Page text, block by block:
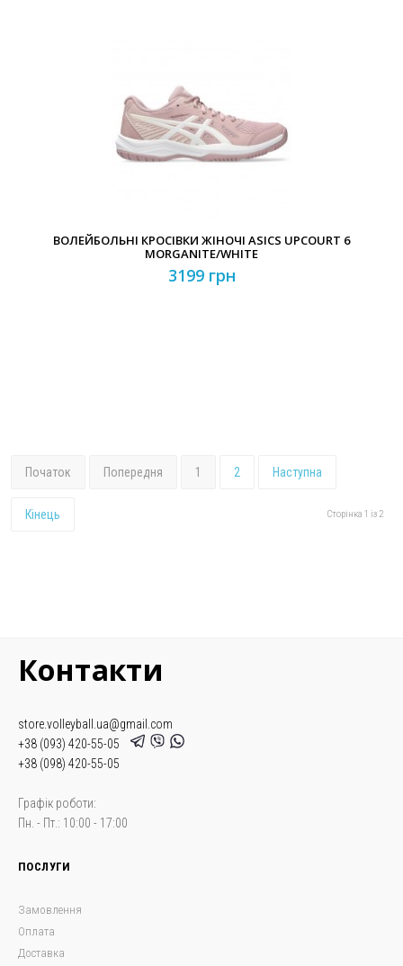
ВОЛЕЙБОЛЬНІ КРОСІВКИ ЖІНОЧІ ASICS UPCOURT 6
MORGANITE/WHITE
3199 грн
Початок Попередня 1 2 Наступна
Кінець Сторінка 1 із 2
Контакти
store.volleyball.ua@gmail.com
+38 (093) 420-55-05
+38 (098) 420-55-05
Графік роботи:
Пн. - Пт.: 10:00 - 17:00
ПОСЛУГИ
Замовлення
Оплата
Доставка